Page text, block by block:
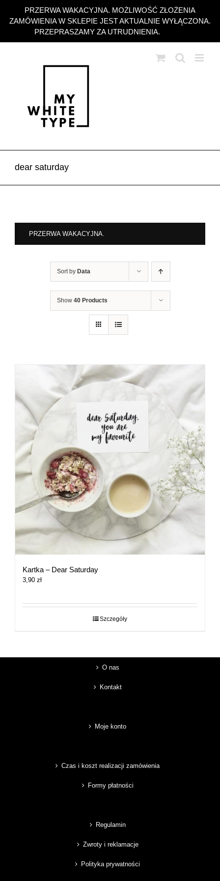
PRZERWA WAKACYJNA. MOŻLIWOŚĆ ZŁOŻENIA
ZAMÓWIENIA W SKLEPIE JEST AKTUALNIE WYŁĄCZONA.
PRZEPRASZAMY ZA UTRUDNIENIA.
zawartości
dear saturday
PRZERWA WAKACYJNA.
Sort by Data
Show 40 Products
Kartka – Dear Saturday
3,90 zł
Szczegóły
O nas
Kontakt
Moje konto
Czas i koszt realizacji zamówienia
Formy płatności
Regulamin
Zwroty i reklamacje
Polityka prywatności